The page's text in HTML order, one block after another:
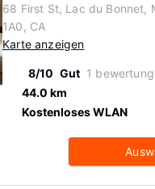
68 First St, Lac du Bonnet,
1A0, CA
Karte anzeigen
8/10 Gut 1
44.0 km
Kostenloses WLAN